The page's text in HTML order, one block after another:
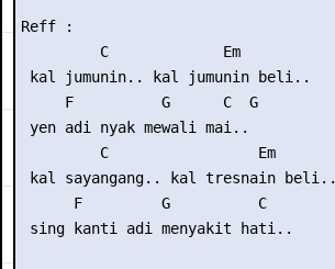
Reff :
         C             Em
kal jumunin.. kal jumunin beli..
     F          G      C  G
yen adi nyak mewali mai..
         C                 Em
kal sayangang.. kal tresnain beli..
      F         G          C
sing kanti adi menyakit hati..